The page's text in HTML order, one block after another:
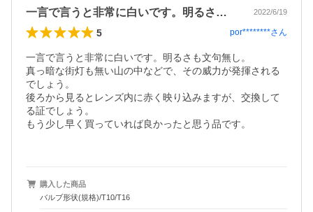
一言で言うと非常に白いです。明るさも文… 2022/6/19
5 por********さん
一言で言うと非常に白いです。明るさも文句無し。
真っ暗な街灯も無い山の中などで、その威力が発揮される
でしょう。
後ろから見るとレンズ内に赤く映り込みますが、交換して
る証でしょう。
もう少し早く買っていれば良かったと思う品です。
購入した商品
バルブ形状(規格)/T10/T16